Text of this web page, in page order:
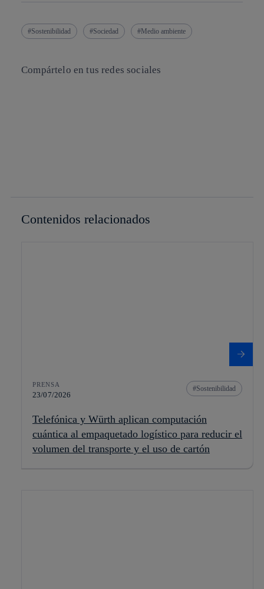
Sostenibilidad Sociedad Medio ambiente
Compártelo en tus redes sociales
Contenidos relacionados
PRENSA
23/07/2026
Sostenibilidad
Telefónica y Würth aplican computación
cuántica al empaquetado logístico para reducir el
volumen del transporte y el uso de cartón